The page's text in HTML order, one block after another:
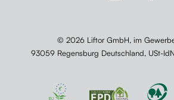
© 2026 Liftor GmbH, im
93059 Regensburg Deutschland, USt-